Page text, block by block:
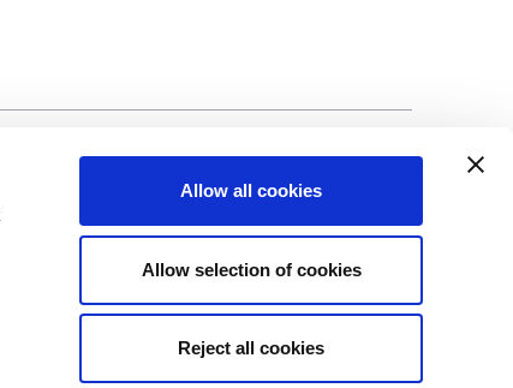
Allow all cookies
Allow selection of cookies
Reject all cookies
©Biscuit International 2023